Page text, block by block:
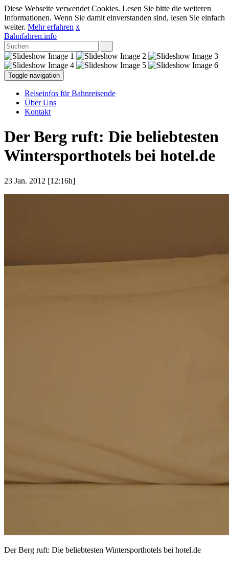
Diese Webseite verwendet Cookies. Lesen Sie bitte die weiteren
Informationen. Wenn Sie damit einverstanden sind, lesen Sie einfach
weiter. Mehr erfahren x
Bahnfahren.info
Toggle navigation
Reiseinfos für Bahnreisende
Über Uns
Kontakt
Der Berg ruft: Die beliebtesten
Wintersporthotels bei hotel.de
23 Jan. 2012 [12:16h]
Der Berg ruft: Die beliebtesten Wintersporthotels bei hotel.de